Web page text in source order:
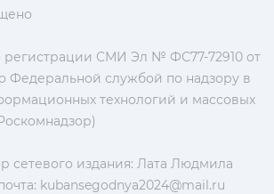
регистрации СМИ Эл № ФС77-72910 от
Федеральной службой по надзору в
технологий и массовых
сетевого издания: Лата Людмила
kubansegodnya2024@mail.ru